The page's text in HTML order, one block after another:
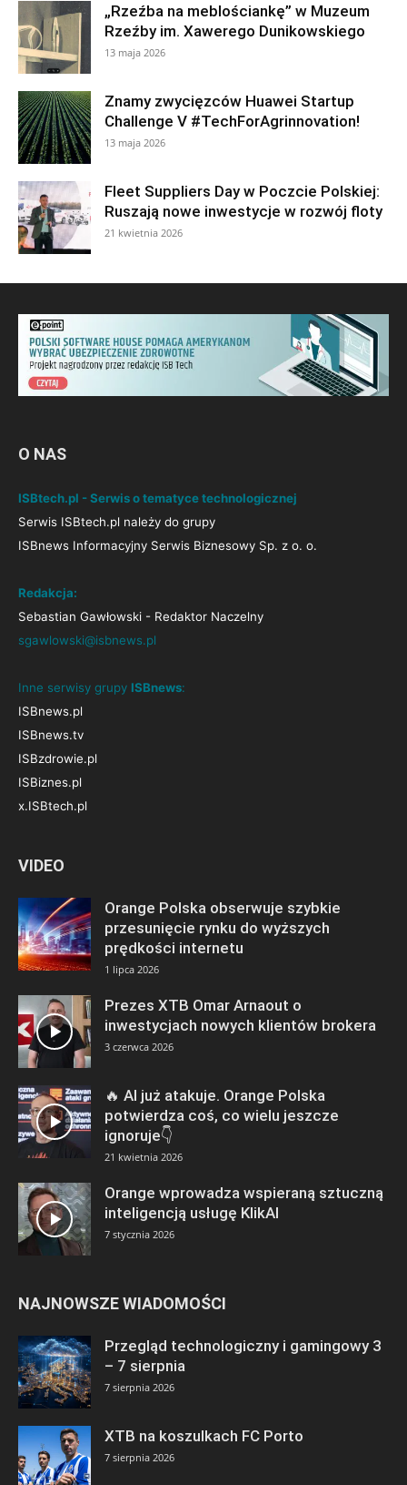
„Rzeźba na meblościankę” w Muzeum
Rzeźby im. Xawerego Dunikowskiego
13 maja 2026
Znamy zwycięzców Huawei Startup
Challenge V #TechForAgrinnovation!
13 maja 2026
Fleet Suppliers Day w Poczcie Polskiej:
Ruszają nowe inwestycje w rozwój floty
21 kwietnia 2026
O NAS
ISBtech.pl - Serwis o tematyce technologicznej
Serwis ISBtech.pl należy do grupy
ISBnews Informacyjny Serwis Biznesowy Sp. z o. o.
Redakcja:
Sebastian Gawłowski - Redaktor Naczelny
sgawlowski@isbnews.pl
Inne serwisy grupy ISBnews:
ISBnews.pl
ISBnews.tv
ISBzdrowie.pl
ISBiznes.pl
x.ISBtech.pl
VIDEO
Orange Polska obserwuje szybkie
przesunięcie rynku do wyższych
prędkości internetu
1 lipca 2026
Prezes XTB Omar Arnaout o
inwestycjach nowych klientów brokera
3 czerwca 2026
🔥 AI już atakuje. Orange Polska
potwierdza coś, co wielu jeszcze
ignoruje👇
21 kwietnia 2026
Orange wprowadza wspieraną sztuczną
inteligencją usługę KlikAI
7 stycznia 2026
NAJNOWSZE WIADOMOŚCI
Przegląd technologiczny i gamingowy 3
– 7 sierpnia
7 sierpnia 2026
XTB na koszulkach FC Porto
7 sierpnia 2026